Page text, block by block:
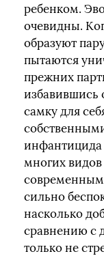
ребенком.
очевидны.
образуют
пытаются
прежних
избавившись
самку для
инфантицида
многих
сильно
насколько
сравнению с
только не